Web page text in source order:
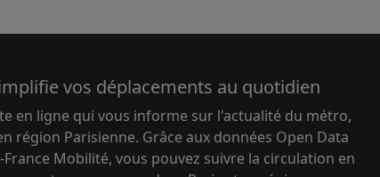
vos déplacements au quotidien
en ligne qui vous informe sur l'actualité du métro,
région Parisienne. Grâce aux données Open Data
Mobilité, vous pouvez suivre la circulation en